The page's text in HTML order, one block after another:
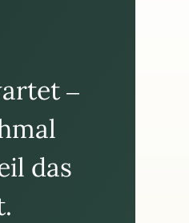
–
das